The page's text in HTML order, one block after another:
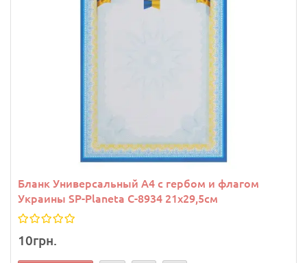
Бланк Универсальный A4 с гербом и флагом
Украины SP-Planeta C-8934 21х29,5см
10грн.